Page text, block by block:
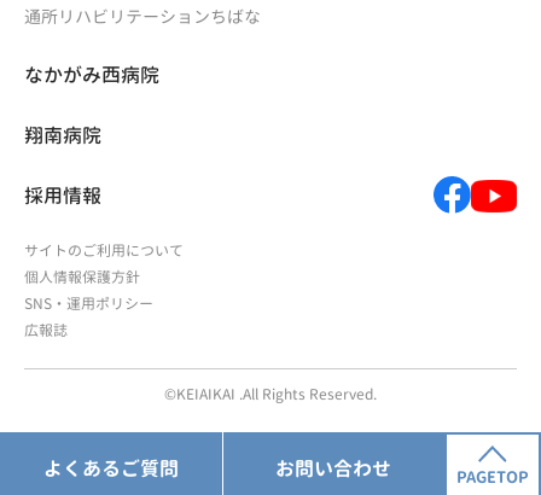
通所リハビリテーションちばな
なかがみ西病院
翔南病院
採用情報
サイトのご利用について
個人情報保護方針
SNS・運用ポリシー
広報誌
©KEIAIKAI .All Rights Reserved.
よくあるご質問 お問い合わせ PAGETOP